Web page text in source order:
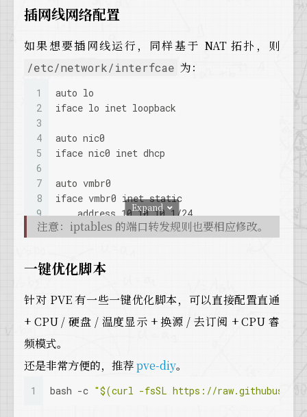
插网线网络配置
如果想要插网线运行，同样基于 NAT 拓扑，则
/etc/network/interfcae 为：
1
2
3
4
5
6
7
8
9
10
13
15
16
18
19
21
auto lo
iface lo inet loopback
auto nic0
iface nic0 inet dhcp
auto vmbr0
iface vmbr0 inet static
    address 10.10.10.1/24
    bridge-ports none
    bridge-fd 0
post-up echo 1 > /proc/sys/net/ipv4/
post-down iptables -t nat -D
post-up ip6tables -t nat -A POSTROUTING
post-down ip6tables -t nat -D
    post-up /root/documents/iptables-nat.sh
Expand
注意：iptables 的端口转发规则也要相应修改。
一键优化脚本
针对 PVE 有一些一键优化脚本，可以直接配置直通
+ CPU / 硬盘 / 温度显示 + 换源 / 去订阅 + CPU 睿
频模式。
还是非常方便的，推荐pve-diy。
1 bash -c "$(curl -fsSL https://